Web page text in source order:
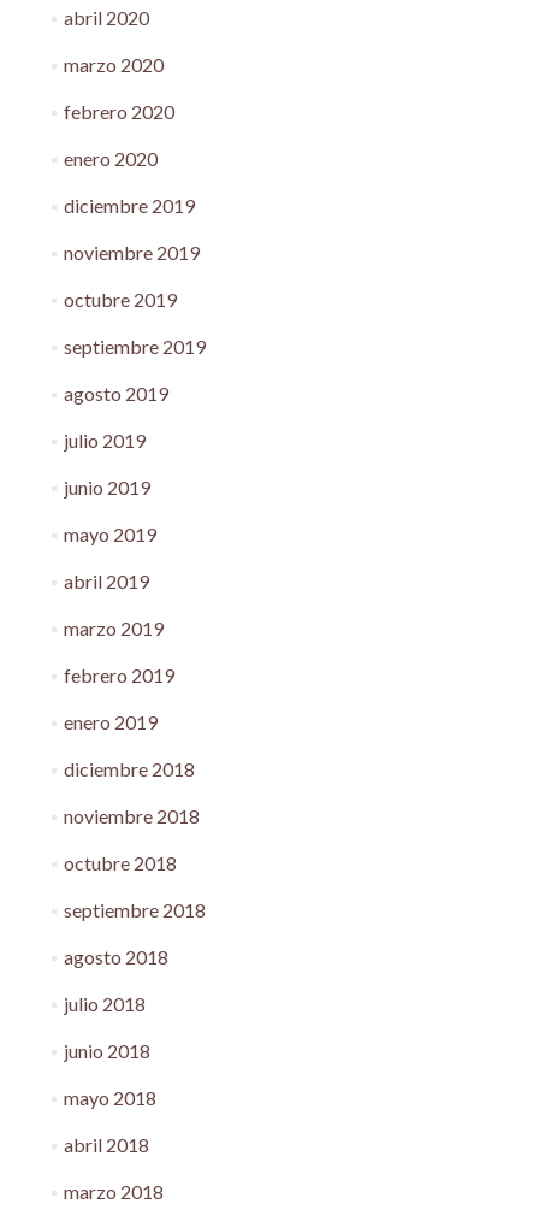
abril 2020
marzo 2020
febrero 2020
enero 2020
diciembre 2019
noviembre 2019
octubre 2019
septiembre 2019
agosto 2019
julio 2019
junio 2019
mayo 2019
abril 2019
marzo 2019
febrero 2019
enero 2019
diciembre 2018
noviembre 2018
octubre 2018
septiembre 2018
agosto 2018
julio 2018
junio 2018
mayo 2018
abril 2018
marzo 2018